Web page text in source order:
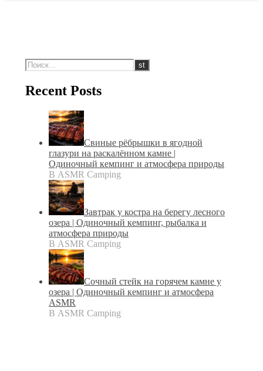
Recent Posts
Свиные рёбрышки в ягодной
глазури на раскалённом камне |
Одиночный кемпинг и атмосфера природы
В ASMR Camping
Завтрак у костра на берегу лесного
озера | Одиночный кемпинг, рыбалка и
атмосфера природы
В ASMR Camping
Сочный стейк на горячем камне у
озера | Одиночный кемпинг и атмосфера
ASMR
В ASMR Camping